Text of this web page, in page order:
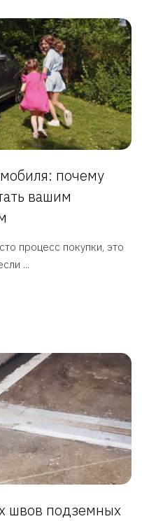
почему
вашим
процесс покупки, это
...
швов подземных